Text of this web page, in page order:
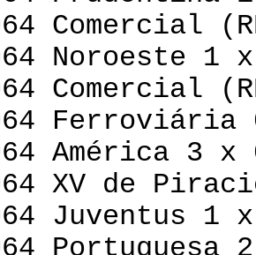
Comercial
Noroeste 1
Comercial
Ferroviária
América 3 x
XV de
Juventus 1